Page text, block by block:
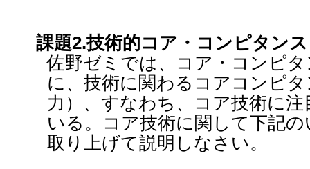
課題2.技術的コア・コンピタンス
佐野ゼミでは、コア・コンピ
に、技術に関わるコアコンピ
力）、すなわち、コア技術に
いる。コア技術に関して下記
取り上げて説明しなさい。